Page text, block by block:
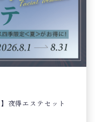
夜得エステセット